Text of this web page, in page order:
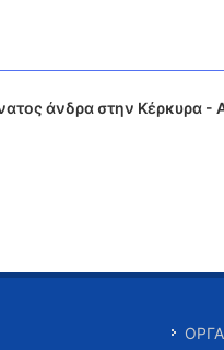
άνδρα στην Κέρκυρα -